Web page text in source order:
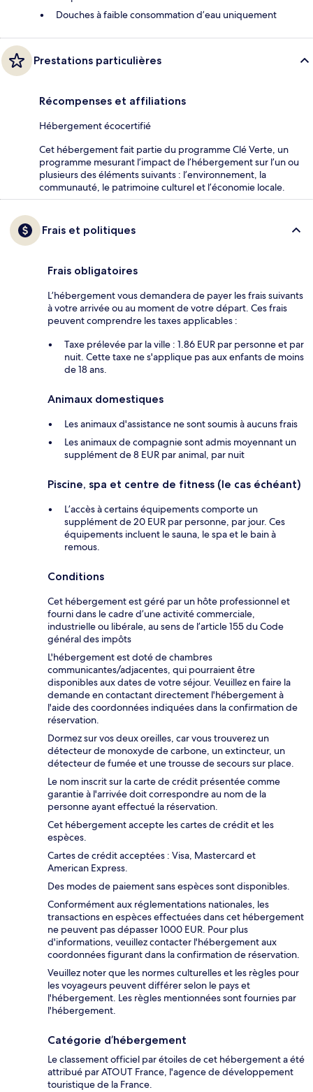
Douches à faible consommation d’eau uniquement
Prestations particulières
Récompenses et affiliations
Hébergement écocertifié
Cet hébergement fait partie du programme Clé Verte, un
programme mesurant l’impact de l’hébergement sur l’un ou
plusieurs des éléments suivants : l’environnement, la
communauté, le patrimoine culturel et l’économie locale.
Frais et politiques
Frais obligatoires
L’hébergement vous demandera de payer les frais suivants
à votre arrivée ou au moment de votre départ. Ces frais
peuvent comprendre les taxes applicables :
Taxe prélevée par la ville : 1.86 EUR par personne et par
nuit. Cette taxe ne s'applique pas aux enfants de moins
de 18 ans.
Animaux domestiques
Les animaux d'assistance ne sont soumis à aucuns frais
Les animaux de compagnie sont admis moyennant un
supplément de 8 EUR par animal, par nuit
Piscine, spa et centre de fitness (le cas échéant)
L’accès à certains équipements comporte un
supplément de 20 EUR par personne, par jour. Ces
équipements incluent le sauna, le spa et le bain à
remous.
Conditions
Cet hébergement est géré par un hôte professionnel et
fourni dans le cadre d’une activité commerciale,
industrielle ou libérale, au sens de l’article 155 du Code
général des impôts
L'hébergement est doté de chambres
communicantes/adjacentes, qui pourraient être
disponibles aux dates de votre séjour. Veuillez en faire la
demande en contactant directement l'hébergement à
l'aide des coordonnées indiquées dans la confirmation de
réservation.
Dormez sur vos deux oreilles, car vous trouverez un
détecteur de monoxyde de carbone, un extincteur, un
détecteur de fumée et une trousse de secours sur place.
Le nom inscrit sur la carte de crédit présentée comme
garantie à l'arrivée doit correspondre au nom de la
personne ayant effectué la réservation.
Cet hébergement accepte les cartes de crédit et les
espèces.
Cartes de crédit acceptées : Visa, Mastercard et
American Express.
Des modes de paiement sans espèces sont disponibles.
Conformément aux réglementations nationales, les
transactions en espèces effectuées dans cet hébergement
ne peuvent pas dépasser 1000 EUR. Pour plus
d'informations, veuillez contacter l'hébergement aux
coordonnées figurant dans la confirmation de réservation.
Veuillez noter que les normes culturelles et les règles pour
les voyageurs peuvent différer selon le pays et
l'hébergement. Les règles mentionnées sont fournies par
l'hébergement.
Catégorie d’hébergement
Le classement officiel par étoiles de cet hébergement a été
attribué par ATOUT France, l'agence de développement
touristique de la France.